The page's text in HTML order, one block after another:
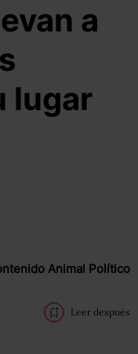
a
lugar
Animal Político
Leer después